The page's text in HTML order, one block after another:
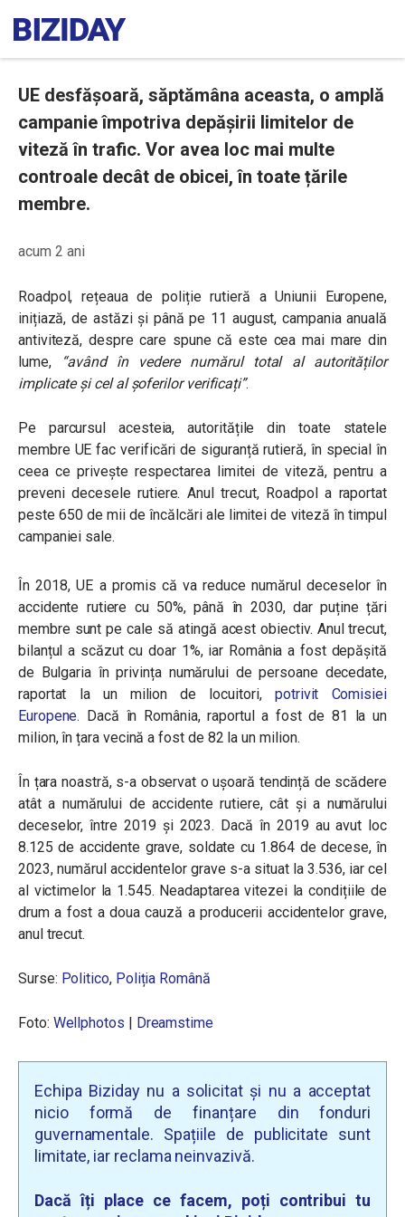
UE desfășoară, săptămâna aceasta, o amplă
campanie împotriva depășirii limitelor de
viteză în trafic. Vor avea loc mai multe
controale decât de obicei, în toate țările
membre.
acum 2 ani
Roadpol, rețeaua de poliție rutieră a Uniunii Europene,
inițiază, de astăzi și până pe 11 august, campania anuală
antiviteză, despre care spune că este cea mai mare din
lume,
“având în vedere numărul total al autorităților
implicate și cel al șoferilor verificați”.
Pe parcursul acesteia, autoritățile din toate statele
membre UE fac verificări de siguranță rutieră, în special în
ceea ce privește respectarea limitei de viteză, pentru a
preveni decesele rutiere. Anul trecut, Roadpol a raportat
peste 650 de mii de încălcări ale limitei de viteză în timpul
campaniei sale.
În 2018, UE a promis că va reduce numărul deceselor în
accidente rutiere cu 50%, până în 2030, dar puține țări
membre sunt pe cale să atingă acest obiectiv. Anul trecut,
bilanțul a scăzut cu doar 1%, iar România a fost depășită
de Bulgaria în privința numărului de persoane decedate,
raportat la un milion de locuitori, potrivit Comisiei
Europene. Dacă în România, raportul a fost de 81 la un
milion, în țara vecină a fost de 82 la un milion.
În țara noastră, s-a observat o ușoară tendință de scădere
atât a numărului de accidente rutiere, cât și a numărului
deceselor, între 2019 și 2023. Dacă în 2019 au avut loc
8.125 de accidente grave, soldate cu 1.864 de decese, în
2023, numărul accidentelor grave s-a situat la 3.536, iar cel
al victimelor la 1.545. Neadaptarea vitezei la condițiile de
drum a fost a doua cauză a producerii accidentelor grave,
anul trecut.
Surse: Politico, Poliția Română
Foto: Wellphotos | Dreamstime
Echipa Biziday nu a solicitat și nu a acceptat
nicio formă de finanțare din fonduri
guvernamentale. Spațiile de publicitate sunt
limitate, iar reclama neinvazivă.
Dacă îți place ce facem, poți contribui tu